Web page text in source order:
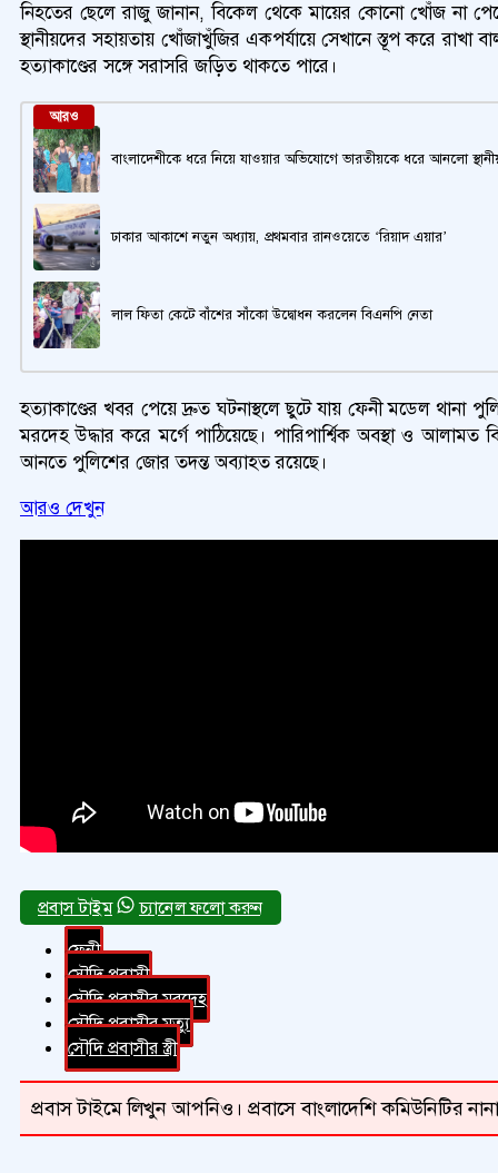
নিহতের ছেলে রাজু জানান, বিকেল থেকে মায়ের কোনো খোঁজ না
স্থানীয়দের সহায়তায় খোঁজাখুঁজির একপর্যায়ে সেখানে স্তূপ করে
হত্যাকাণ্ডের সঙ্গে সরাসরি জড়িত থাকতে পারে।
আরও
বাংলাদেশীকে ধরে নিয়ে যাওয়ার অভিযোগে ভারতীয়কে ধরে আনলো
ঢাকার আকাশে নতুন অধ্যায়, প্রথমবার রানওয়েতে ‘রিয়াদ এয়ার’
লাল ফিতা কেটে বাঁশের সাঁকো উদ্বোধন করলেন বিএনপি নেতা
হত্যাকাণ্ডের খবর পেয়ে দ্রুত ঘটনাস্থলে ছুটে যায় ফেনী মডেল
মরদেহ উদ্ধার করে মর্গে পাঠিয়েছে। পারিপার্শ্বিক অবস্থা ও
আনতে পুলিশের জোর তদন্ত অব্যাহত রয়েছে।
আরও দেখুন
চ্যানেল ফলো করুন
ফেনী
সৌদি প্রবাসী
সৌদি প্রবাসীর মরদেহ
সৌদি প্রবাসীর মৃত্যু
সৌদি প্রবাসীর স্ত্রী
প্রবাস টাইমে লিখুন আপনিও। প্রবাসে বাংলাদেশি কমিউনিটির